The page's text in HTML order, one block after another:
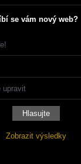
se vám nový web?
upravit
Zobrazit výsledky